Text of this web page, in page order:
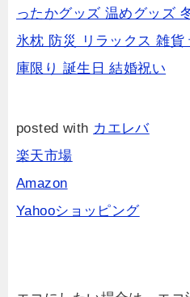
ったかグッズ 温めグッズ
氷枕 防災 リラックス 雑貨
庫限り 誕生日 結婚祝い
posted with カエレバ
楽天市場
Amazon
Yahooショッピング